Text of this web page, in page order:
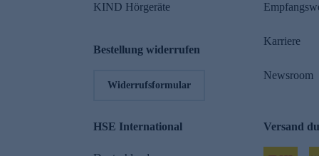
KIND Hörgeräte
Bestellung widerrufen
Widerrufsformular
Karriere
Newsroom
HSE International Versand